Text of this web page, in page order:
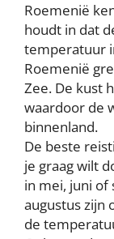
Roemenië
houdt in dat
temperatuur
Roemenië
Zee. De kust
waardoor de
binnenland.
De beste
je graag wilt
in mei, juni of
augustus zijn
de